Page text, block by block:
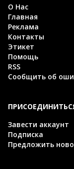
О Нас
Главная
Реклама
Контакты
Этикет
Помощь
RSS
Сообщить об
Завести аккаунт
Подписка
Предложить